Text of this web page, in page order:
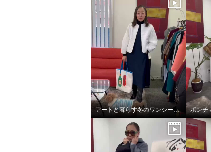
アートと暮らす冬のワンシーン。